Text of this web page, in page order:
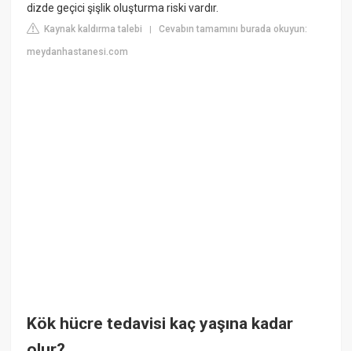
dizde geçici şişlik oluşturma riski vardır.
Kaynak kaldırma talebi |Cevabın tamamını burada okuyun:
meydanhastanesi.com
Kök hücre tedavisi kaç yaşına kadar